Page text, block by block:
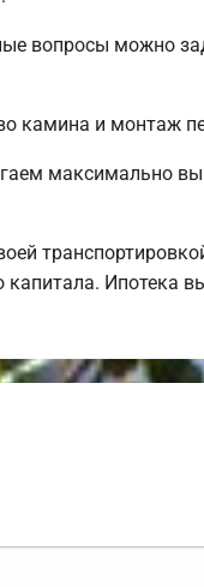
вопросы можно
камина и монтаж
максимально
Ипотека